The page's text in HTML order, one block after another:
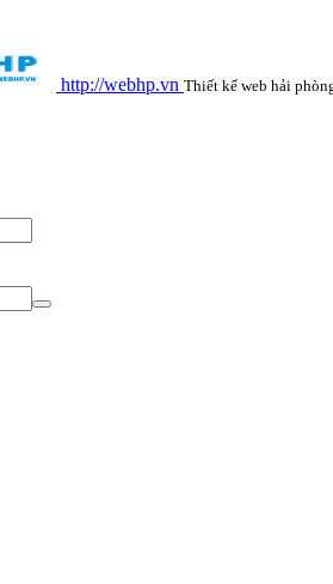
http://webhp.vn Thiết kế web hải